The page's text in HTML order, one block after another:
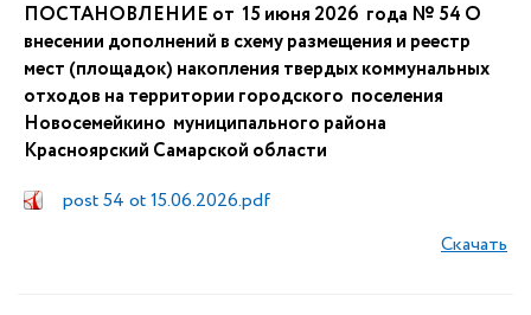
ПОСТАНОВЛЕНИЕ от 15 июня 2026 года № 54 О
внесении дополнений в схему размещения и реестр
мест (площадок) накопления твердых коммунальных
отходов на территории городского поселения
Новосемейкино муниципального района
Красноярский Самарской области
post 54 ot 15.06.2026.pdf
Скачать